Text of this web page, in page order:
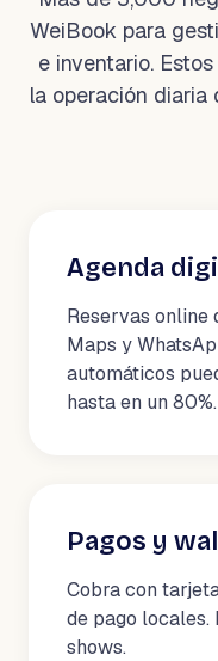
WeiBook para
e inventario.
la operación diaria
Agenda
Reservas online
Maps y
automáticos
hasta en un 80%.
Pagos y
Cobra con
de pago
shows.